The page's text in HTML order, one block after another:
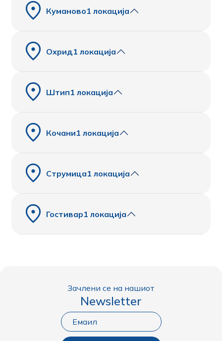
Куманово1 локација
Охрид1 локација
Штип1 локација
Кочани1 локација
Струмица1 локација
Гостивар1 локација
Зачлени се на нашиот
Newsletter